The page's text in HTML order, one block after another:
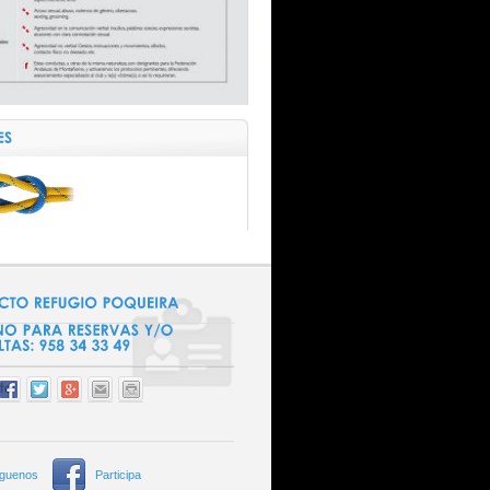
Participa